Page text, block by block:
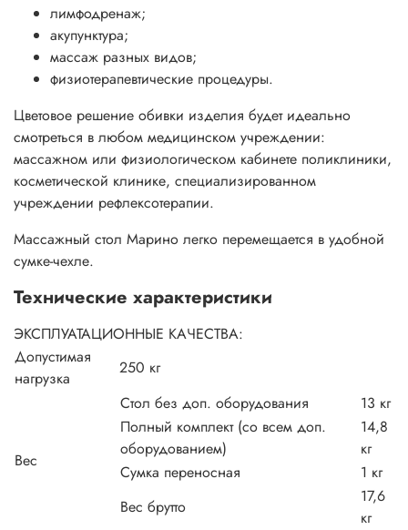
лимфодренаж;
акупунктура;
массаж разных видов;
физиотерапевтические процедуры.
Цветовое решение обивки изделия будет идеально
смотреться в любом медицинском учреждении:
массажном или физиологическом кабинете поликлиники,
косметической клинике, специализированном
учреждении рефлексотерапии.
Массажный стол Марино легко перемещается в удобной
сумке-чехле.
Технические характеристики
ЭКСПЛУАТАЦИОННЫЕ КАЧЕСТВА:
Допустимая
нагрузка
250 кг
Вес
Стол без доп. оборудования
13 кг
Полный комплект (со всем доп.
оборудованием)
14,8
кг
Сумка переносная
1 кг
Вес брутто
17,6
кг